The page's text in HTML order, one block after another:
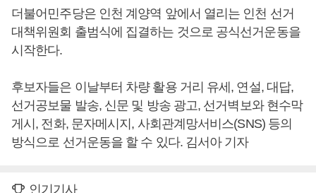
더불어민주당은 인천 계양역 앞에서 열리는 인천 선거
대책위원회 출범식에 집결하는 것으로 공식선거운동을
시작한다.
후보자들은 이날부터 차량 활용 거리 유세, 연설, 대답,
선거공보물 발송, 신문 및 방송 광고, 선거벽보와 현수막
게시, 전화, 문자메시지, 사회관계망서비스(SNS) 등의
방식으로 선거운동을 할 수 있다. 김서아 기자
인기기사